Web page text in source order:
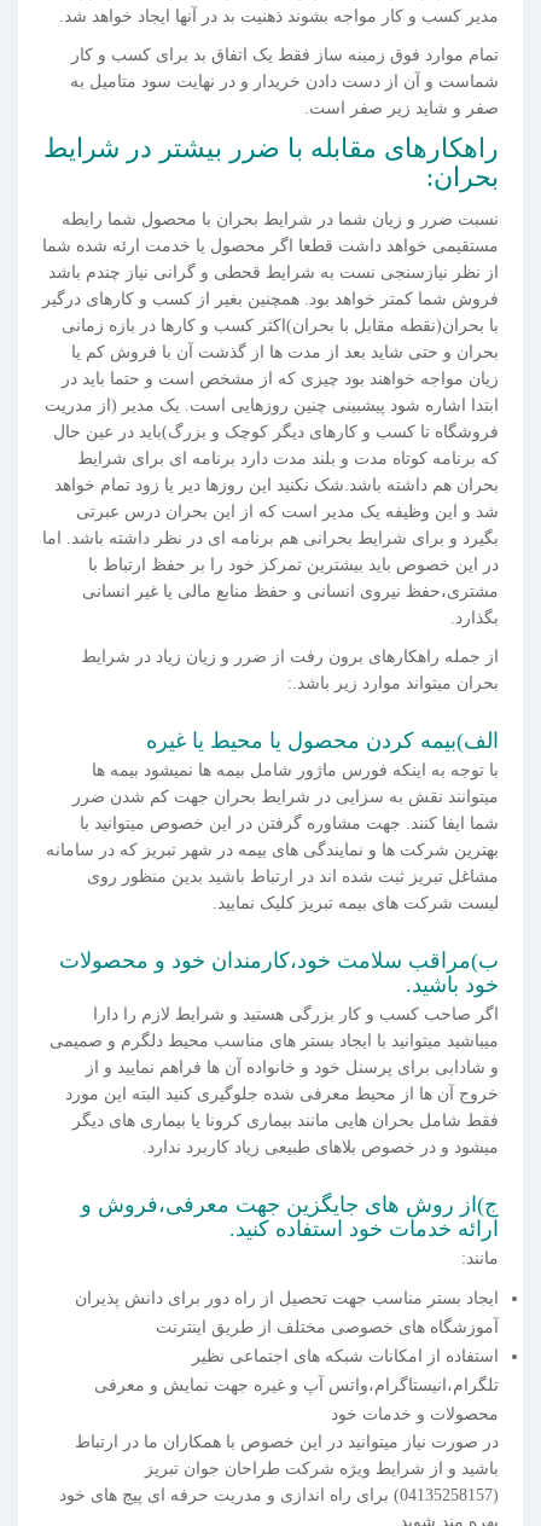
مدیر کسب و کار مواجه بشوند ذهنیت بد در آنها ایجاد خواهد شد.
تمام موارد فوق زمینه ساز فقط یک اتفاق بد برای کسب و کار
شماست و آن از دست دادن خریدار و در نهایت سود متامیل به
صفر و شاید زیر صفر است.
راهکارهای مقابله با ضرر بیشتر در شرایط
بحران:
نسبت ضرر و زیان شما در شرایط بحران با محصول شما رابطه
مستقیمی خواهد داشت قطعا اگر محصول یا خدمت ارئه شده شما
از نظر نیازسنجی نست به شرایط قحطی و گرانی نیاز چندم باشد
فروش شما کمتر خواهد بود. همچنین بغیر از کسب و کارهای درگیر
با بحران(نقطه مقابل با بحران)اکثر کسب و کارها در بازه زمانی
بحران و حتی شاید بعد از مدت ها از گذشت آن با فروش کم یا
زیان مواجه خواهند بود چیزی که از مشخص است و حتما باید در
ابتدا اشاره شود پیشبینی چنین روزهایی است. یک مدیر (از مدریت
فروشگاه تا کسب و کارهای دیگر کوچک و بزرگ)باید در عین حال
که برنامه کوتاه مدت و بلند مدت دارد برنامه ای برای شرایط
بحران هم داشته باشد.شک نکنید این روزها دیر یا زود تمام خواهد
شد و این وظیفه یک مدیر است که از این بحران درس عبرتی
بگیرد و برای شرایط بحرانی هم برنامه ای در نظر داشته باشد. اما
در این خصوص باید بیشترین تمرکز خود را بر حفظ ارتباط با
مشتری،حفظ نیروی انسانی و حفظ منابع مالی یا غیر انسانی
بگذارد.
از جمله راهکارهای برون رفت از ضرر و زیان زیاد در شرایط
بحران میتواند موارد زیر باشد.:
الف)بیمه کردن محصول یا محیط یا غیره
با توجه به اینکه فورس ماژور شامل بیمه ها نمیشود بیمه ها
میتوانند نقش به سزایی در شرایط بحران جهت کم شدن ضرر
شما ایفا کنند. جهت مشاوره گرفتن در این خصوص میتوانید با
بهترین شرکت ها و نمایندگی های بیمه در شهر تبریز که در سامانه
مشاغل تبریز ثبت شده اند در ارتباط باشید بدین منظور روی
لیست شرکت های بیمه تبریز کلیک نمایید.
ب)مراقب سلامت خود،کارمندان خود و محصولات
خود باشید.
اگر صاحب کسب و کار بزرگی هستید و شرایط لازم را دارا
میباشید میتوانید با ایجاد بستر های مناسب محیط دلگرم و صمیمی
و شادابی برای پرسنل خود و خانواده آن ها فراهم نمایید و از
خروج آن ها از محیط معرفی شده جلوگیری کنید البته این مورد
فقط شامل بحران هایی مانند بیماری کرونا یا بیماری های دیگر
میشود و در خصوص بلاهای طبیعی زیاد کاربرد ندارد.
ج)از روش های جایگزین جهت معرفی،فروش و
ارائه خدمات خود استفاده کنید.
مانند:
ایجاد بستر مناسب جهت تحصیل از راه دور برای دانش پذیران
آموزشگاه های خصوصی مختلف از طریق اینترنت
استفاده از امکانات شبکه های اجتماعی نظیر
تلگرام،انیستاگرام،واتس آپ و غیره جهت نمایش و معرفی
محصولات و خدمات خود
در صورت نیاز میتوانید در این خصوص با همکاران ما در ارتباط
باشید و از شرایط ویژه شرکت طراحان جوان تبریز
(04135258157) برای راه اندازی و مدریت حرفه ای پیج های خود
بهره مند شوید